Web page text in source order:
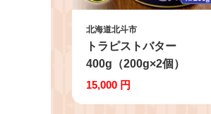
北海道北斗市
トラピストバター
400g（200g×2個）
「ザ！鉄腕！
15,000 円